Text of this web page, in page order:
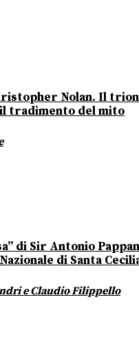
Nolan. Il
tradimento del mito
di Sir Antonio
di Santa
e Claudio Filippello